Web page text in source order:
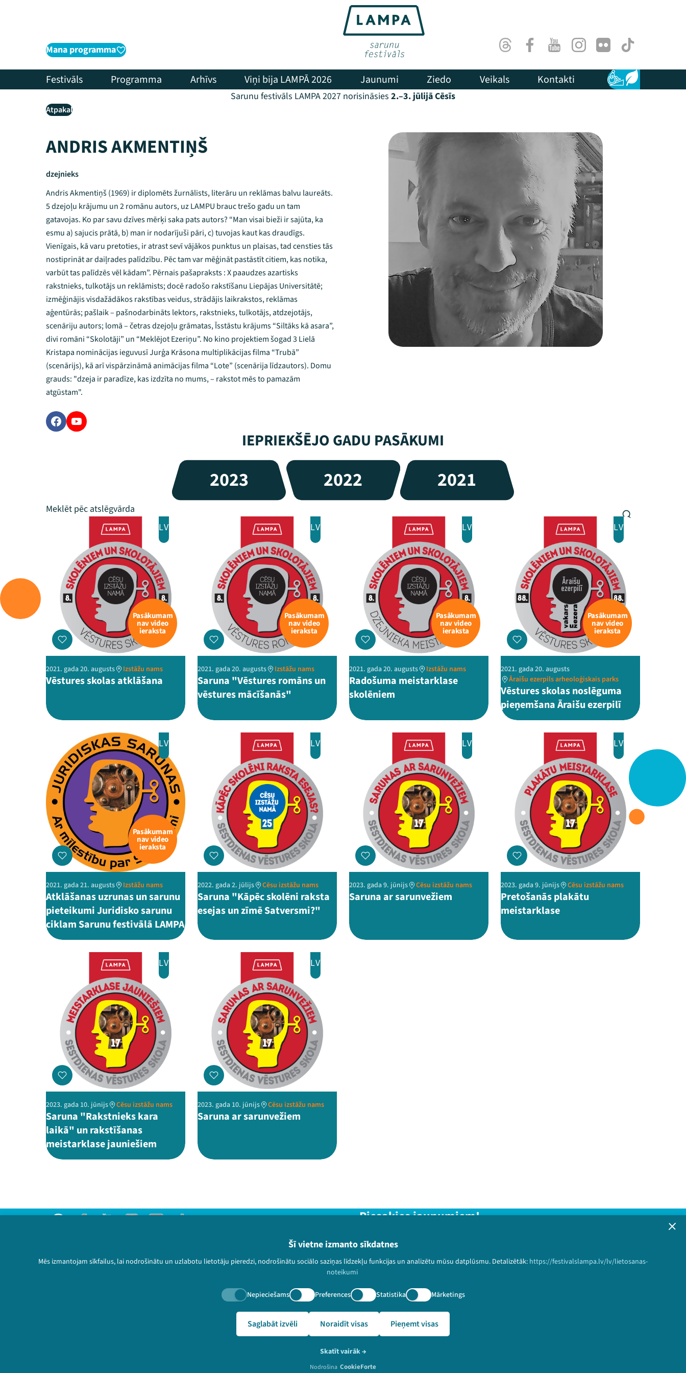
Šī vietne izmanto sīkdatnes
Mēs izmantojam sīkfailus, lai nodrošinātu un uzlabotu lietotāju pieredzi, nodrošinātu sociālo saziņas līdzekļu funkcijas un analizētu mūsu datplūsmu. Detalizētāk: https://festivalslampa.lv/lv/lietosanas-
noteikumi
Nepieciešams Preferences Statistika Mārketings
Saglabāt izvēli Noraidīt visas Pieņemt visas
Skatīt vairāk→
Nodrošina CookieForte
Mana programma ThreadsFacebookYoutubeInstagram
Flick TikTok
Festivāls Programma Arhīvs Viņi bija LAMPĀ 2026 Jaunumi Ziedo Veikals Kontakti Pieejamība
Ilgtspēja
Sarunu festivāls LAMPA 2027 norisināsies 2.–3. jūlijā Cēsīs
Atpakaļ
ANDRIS AKMENTIŅŠ
dzejnieks
Andris Akmentiņš (1969) ir diplomēts žurnālists, literāru un reklāmas balvu laureāts.
5 dzejoļu krājumu un 2 romānu autors, uz LAMPU brauc trešo gadu un tam
gatavojas. Ko par savu dzīves mērķi saka pats autors? “Man visai bieži ir sajūta, ka
esmu a) sajucis prātā, b) man ir nodarījuši pāri, c) tuvojas kaut kas draudīgs.
Vienīgais, kā varu pretoties, ir atrast sevī vājākos punktus un plaisas, tad censties tās
nostiprināt ar daiļrades palīdzību. Pēc tam var mēģināt pastāstīt citiem, kas notika,
varbūt tas palīdzēs vēl kādam”. Pērnais pašapraksts : X paaudzes azartisks
rakstnieks, tulkotājs un reklāmists; docē radošo rakstīšanu Liepājas Universitātē;
izmēģinājis visdažādākos rakstības veidus, strādājis laikrakstos, reklāmas
aģentūrās; pašlaik – pašnodarbināts lektors, rakstnieks, tulkotājs, atdzejotājs,
scenāriju autors; lomā – četras dzejoļu grāmatas, Īsstāstu krājums “Siltāks kā asara”,
divi romāni “Skolotāji” un “Meklējot Ezeriņu”. No kino projektiem šogad 3 Lielā
Kristapa nominācijas ieguvusī Jurģa Krāsona multiplikācijas filma “Trubā”
(scenārijs), kā arī vispārzināmā animācijas filma “Lote” (scenārija līdzautors). Domu
grauds: "dzeja ir paradīze, kas izdzīta no mums, – rakstot mēs to pamazām
atgūstam".
IEPRIEKŠĒJO GADU PASĀKUMI
2023 2022 2021
LV
Pasākumam
nav video
ieraksta
2021. gada 20. augusts Izstāžu nams
Vēstures skolas atklāšana
LV
Pasākumam
nav video
ieraksta
2021. gada 20. augusts Izstāžu nams
Saruna "Vēstures romāns un
vēstures mācīšanās"
LV
Pasākumam
nav video
ieraksta
2021. gada 20. augusts Izstāžu nams
Radošuma meistarklase
skolēniem
LV
Pasākumam
nav video
ieraksta
2021. gada 20. augusts
Āraišu ezerpils arheoloģiskais parks
Vēstures skolas noslēguma
pieņemšana Āraišu ezerpilī
LV
Pasākumam
nav video
ieraksta
2021. gada 21. augusts Izstāžu nams
Atklāšanas uzrunas un sarunu
pieteikumi Juridisko sarunu
ciklam Sarunu festivālā LAMPA
LV
2022. gada 2. jūlijs Cēsu izstāžu nams
Saruna "Kāpēc skolēni raksta
esejas un zīmē Satversmi?"
LV
2023. gada 9. jūnijs Cēsu izstāžu nams
Saruna ar sarunvežiem
LV
2023. gada 9. jūnijs Cēsu izstāžu nams
Pretošanās plakātu
meistarklase
LV
2023. gada 10. jūnijs Cēsu izstāžu nams
Saruna "Rakstnieks kara
laikā" un rakstīšanas
meistarklase jauniešiem
LV
2023. gada 10. jūnijs Cēsu izstāžu nams
Saruna ar sarunvežiem
Privātuma politika
Lietošanas noteikumi un sīkdatņu politika
© 2026 Sarunu festivāls LAMPA Visas tiesības paturētas.
Piesakies jaunumiem!
Nepalaid garām aktuālāko informāciju!
Pieteikties
🔗 https://festivalslampa.lv/lv/dalibnieki/3756